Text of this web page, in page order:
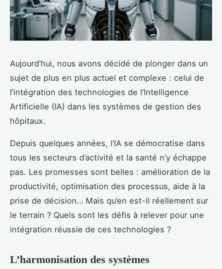
Aujourd’hui, nous avons décidé de plonger dans un
sujet de plus en plus actuel et complexe : celui de
l’intégration des technologies de l’Intelligence
Artificielle (IA) dans les systèmes de gestion des
hôpitaux.
Depuis quelques années, l’IA se démocratise dans
tous les secteurs d’activité et la santé n’y échappe
pas. Les promesses sont belles : amélioration de la
productivité, optimisation des processus, aide à la
prise de décision… Mais qu’en est-il réellement sur
le terrain ? Quels sont les défis à relever pour une
intégration réussie de ces technologies ?
L’harmonisation des systèmes